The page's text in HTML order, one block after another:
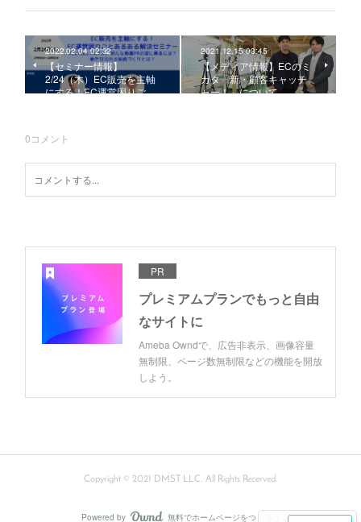
2022.02.04 02:32
【セミナー情報】
2/24（木）EC販売を主軸
にする！EC運営困りご…
2021.12.15 03:45
【メディア情報】ECのミ
カタ「新・顧客キャッチ
ャー！」について
0コメント
PR
プレミアムプランでもっと自由
なサイトに
Ameba Owndで、広告非表示、画像容量
無制限、ページ数無制限などの機能を開放
しよう。
Copyright © 2021 DMST LLC. All Rights Recerved.
Powered by 無料でホームページをつくろう